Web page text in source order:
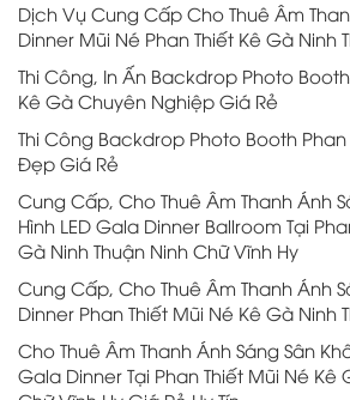
Dịch Vụ Cung Cấp Cho Thuê Âm
Dinner Mũi Né Phan Thiết Kê Gà Ninh
Thi Công, In Ấn Backdrop Photo
Kê Gà Chuyên Nghiệp Giá Rẻ
Thi Công Backdrop Photo Booth
Đẹp Giá Rẻ
Cung Cấp, Cho Thuê Âm Thanh Ánh
Hình LED Gala Dinner Ballroom Tại
Gà Ninh Thuận Ninh Chữ Vĩnh Hy
Cung Cấp, Cho Thuê Âm Thanh Ánh
Dinner Phan Thiết Mũi Né Kê Gà Ninh
Cho Thuê Âm Thanh Ánh Sáng Sân
Gala Dinner Tại Phan Thiết Mũi Né Kê